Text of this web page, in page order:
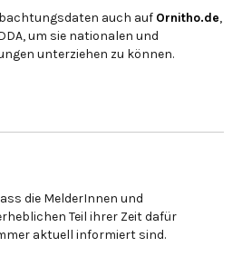
auch auf Ornitho.de,
um sie nationalen und
unterziehen zu können.
die MelderInnen und
Teil ihrer Zeit dafür
aktuell informiert sind.